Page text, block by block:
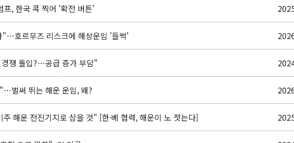
, 한국 콕 찍어 '확전 버튼'
호르무즈 리스크에 해상운임 '들썩'
쟁 돌입?…공급 증가 부담"
벌써 뛰는 해운 운임, 왜?
해운 전진기지로 삼을 것" [한·베 협력, 해운이 노 젓는다]